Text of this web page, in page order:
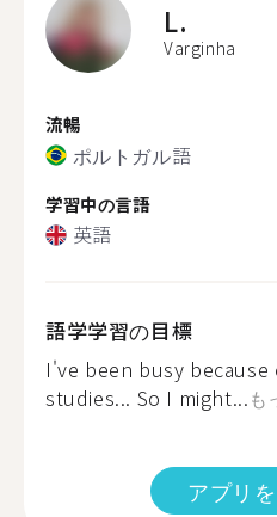
L.
Varginha
流暢
ポルトガル語
学習中の言語
英語
語学学習の目標
I've been busy
studies... So I might...も
アプリ